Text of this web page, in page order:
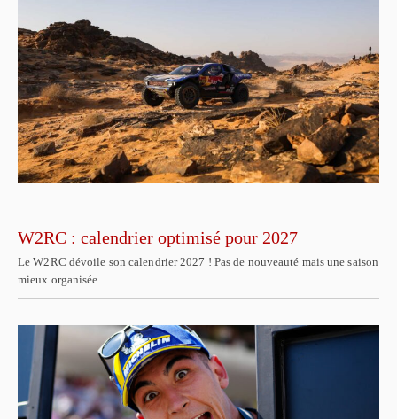
W2RC : calendrier optimisé pour 2027
Le W2RC dévoile son calendrier 2027 ! Pas de nouveauté mais une saison
mieux organisée.